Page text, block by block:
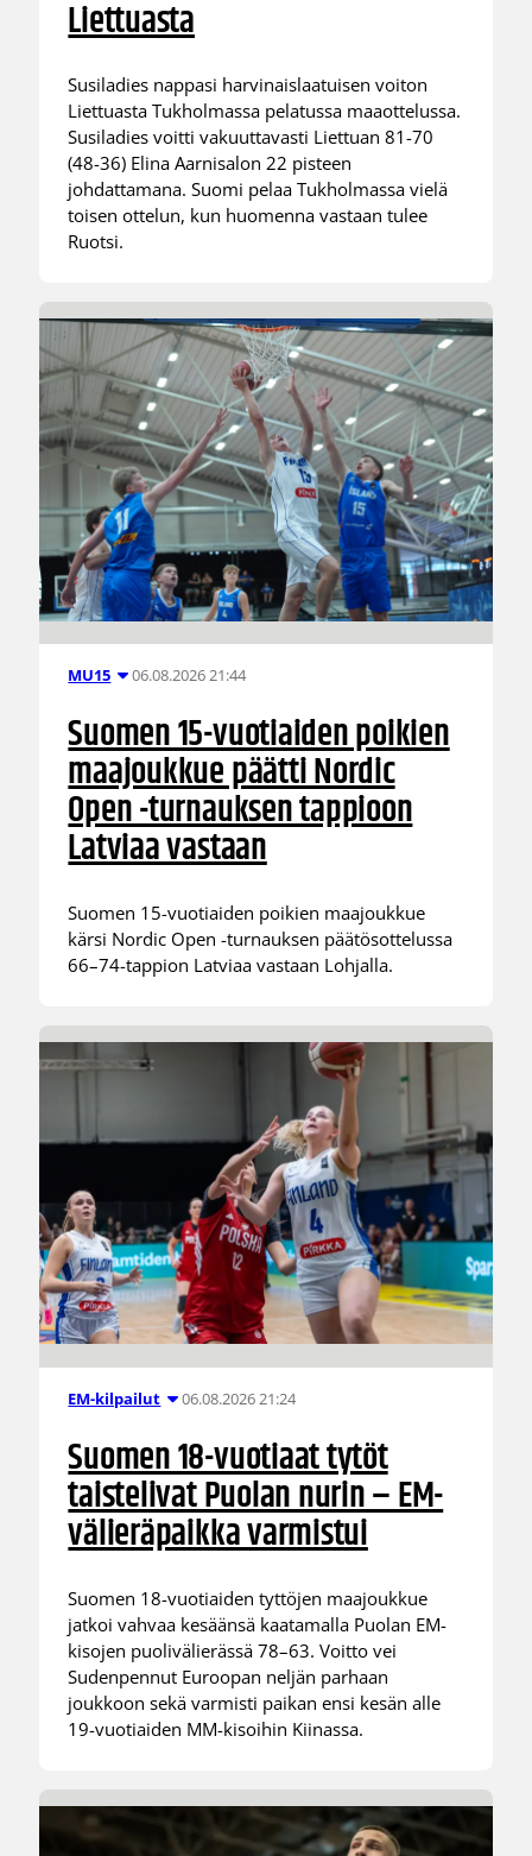
Liettuasta
Susiladies nappasi harvinaislaatuisen voiton
Liettuasta Tukholmassa pelatussa maaottelussa.
Susiladies voitti vakuuttavasti Liettuan 81-70
(48-36) Elina Aarnisalon 22 pisteen
johdattamana. Suomi pelaa Tukholmassa vielä
toisen ottelun, kun huomenna vastaan tulee
Ruotsi.
MU15 06.08.2026 21:44
Suomen 15-vuotiaiden poikien
maajoukkue päätti Nordic
Open -turnauksen tappioon
Latviaa vastaan
Suomen 15-vuotiaiden poikien maajoukkue
kärsi Nordic Open -turnauksen päätösottelussa
66–74-tappion Latviaa vastaan Lohjalla.
EM-kilpailut 06.08.2026 21:24
Suomen 18-vuotiaat tytöt
taistelivat Puolan nurin – EM-
välieräpaikka varmistui
Suomen 18-vuotiaiden tyttöjen maajoukkue
jatkoi vahvaa kesäänsä kaatamalla Puolan EM-
kisojen puolivälierässä 78–63. Voitto vei
Sudenpennut Euroopan neljän parhaan
joukkoon sekä varmisti paikan ensi kesän alle
19-vuotiaiden MM-kisoihin Kiinassa.